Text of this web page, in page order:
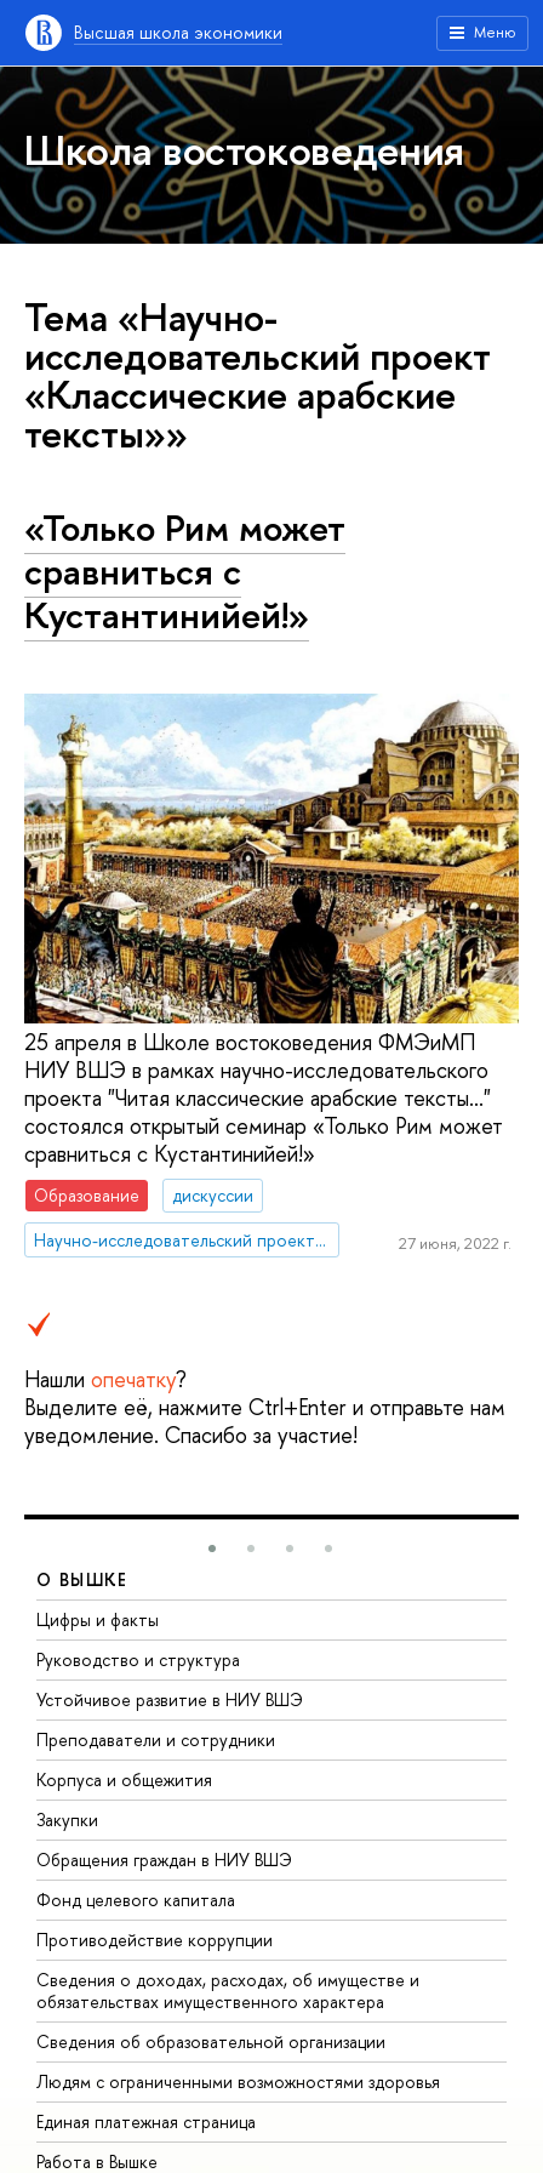
Высшая школа экономики Меню
Школа востоковедения
Тема «Научно-
исследовательский проект
«Классические арабские
тексты»»
«Только Рим может
сравниться с
Кустантинийей!»
25 апреля в Школе востоковедения ФМЭиМП
НИУ ВШЭ в рамках научно-исследовательского
проекта "Читая классические арабские тексты..."
состоялся открытый семинар «Только Рим может
сравниться с Кустантинийей!»
Образование
дискуссии
Научно-исследовательский проект «Классические арабские тексты»
27 июня, 2022 г.
Нашли опечатку?
Выделите её, нажмите Ctrl+Enter и отправьте нам
уведомление. Спасибо за участие!
О ВЫШКЕ
Цифры и факты
Руководство и структура
Устойчивое развитие в НИУ ВШЭ
Преподаватели и сотрудники
Корпуса и общежития
Закупки
Обращения граждан в НИУ ВШЭ
Фонд целевого капитала
Противодействие коррупции
Сведения о доходах, расходах, об имуществе и
обязательствах имущественного характера
Сведения об образовательной организации
Людям с ограниченными возможностями здоровья
Единая платежная страница
Работа в Вышке